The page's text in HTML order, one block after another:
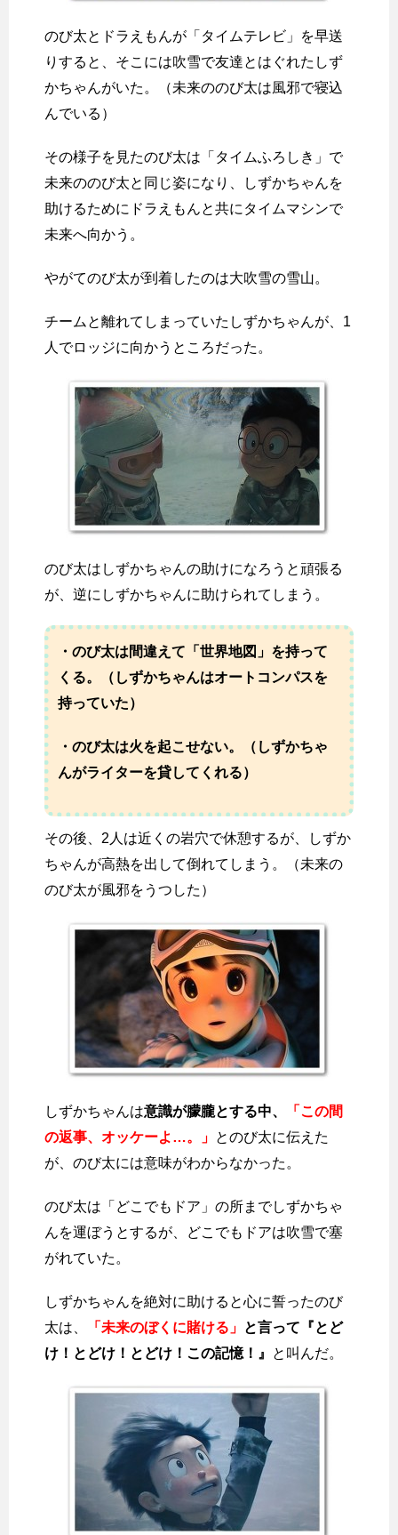
のび太とドラえもんが「タイムテレビ」を早送
りすると、そこには吹雪で友達とはぐれたしず
かちゃんがいた。（未来ののび太は風邪で寝込
んでいる）
その様子を見たのび太は「タイムふろしき」で
未来ののび太と同じ姿になり、しずかちゃんを
助けるためにドラえもんと共にタイムマシンで
未来へ向かう。
やがてのび太が到着したのは大吹雪の雪山。
チームと離れてしまっていたしずかちゃんが、1
人でロッジに向かうところだった。
のび太はしずかちゃんの助けになろうと頑張る
が、逆にしずかちゃんに助けられてしまう。
・のび太は間違えて「世界地図」を持って
くる。（しずかちゃんはオートコンパスを
持っていた）
・のび太は火を起こせない。（しずかちゃ
んがライターを貸してくれる）
その後、2人は近くの岩穴で休憩するが、しずか
ちゃんが高熱を出して倒れてしまう。（未来の
のび太が風邪をうつした）
しずかちゃんは意識が朦朧とする中、
「この間
の返事、オッケーよ…。」 とのび太に伝えた
が、のび太には意味がわからなかった。
のび太は「どこでもドア」の所までしずかちゃ
んを運ぼうとするが、どこでもドアは吹雪で塞
がれていた。
しずかちゃんを絶対に助けると心に誓ったのび
太は、
「未来のぼくに賭ける」 と言って『とど
け！とどけ！とどけ！この記憶！』
と叫んだ。